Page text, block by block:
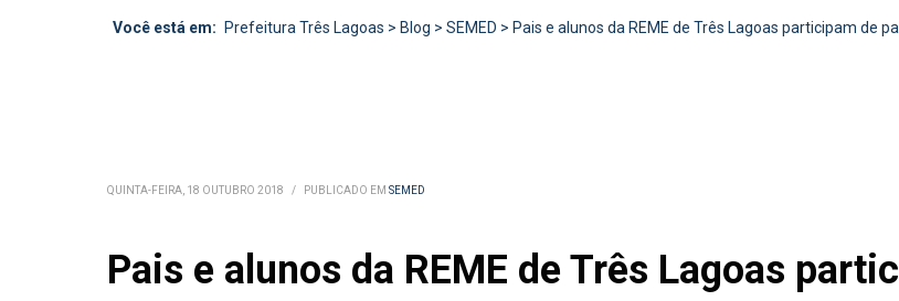
Você está em: Prefeitura Três Lagoas > Blog > SEMED > Pais e alunos da REME de Três Lagoas participam de
QUINTA-FEIRA, 18 OUTUBRO 2018 / PUBLICADO EM SEMED
Pais e alunos da REME de Três Lagoas